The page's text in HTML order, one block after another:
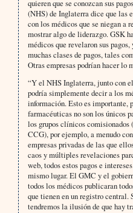
quieren que se conozcan sus
(NHS) de Inglaterra dice que las
con los médicos que se niegan a
mostrar algo de liderazgo. GSK
médicos que revelaron sus
muchas clases de pagos, tales
Otras empresas podrían hacer lo
“Y el NHS Inglaterra, junto con
podría simplemente decir a los
información. Esto es importante,
farmacéuticas no son los únicos
los grupos clínicos
CCG), por ejemplo, a menudo
empresas privadas de las que
caos y múltiples revelaciones
web, todos estos pagos e
mismo lugar. El GMC y el
todos los médicos publicaran
que tienen en un registro central.
tendremos la ilusión de que hay